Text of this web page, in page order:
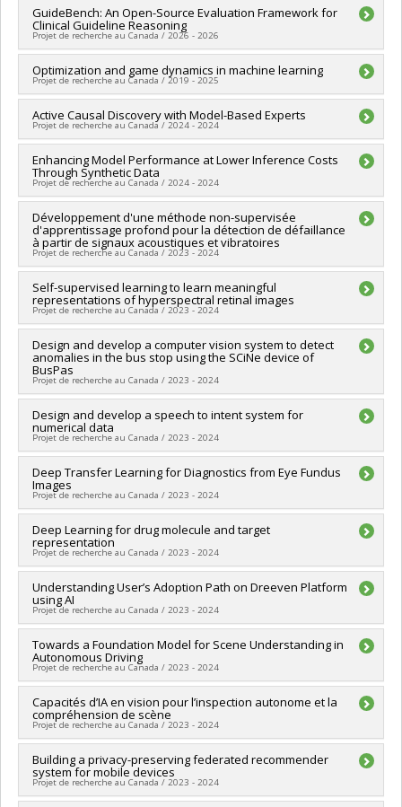
subvention à la découverte individuelle ou de groupe
Chercheur principal :Ioannis Mitliagkas
Sources de financement :MITACS Inc.
Programmes de subvention :
GuideBench: An Open-Source Evaluation Framework for
Clinical Guideline Reasoning
Projet de recherche au Canada / 2026 - 2026
Chercheur principal :Ioannis Mitliagkas
Sources de financement :MITACS Inc.
Programmes de subvention :PVXXXXXX-Stage Accélération
Québec - MITACS
Optimization and game dynamics in machine learning
Projet de recherche au Canada / 2019 - 2025
Chercheur principal :Ioannis Mitliagkas
Sources de financement :CRSNG/Conseil de recherches en
sciences naturelles et génie du Canada (CRSNG)
Programmes de subvention :PVXXXXXX-(DGECR) Tremplin
vers la découverte
Active Causal Discovery with Model-Based Experts
Projet de recherche au Canada / 2024 - 2024
Chercheur principal :Ioannis Mitliagkas
Co-chercheurs :Christopher Holmes
Sources de financement :
Québec - MITACS
Enhancing Model Performance at Lower Inference Costs
Through Synthetic Data
Projet de recherche au Canada / 2024 - 2024
Sources de financement :MITACS Inc.
Programmes de subvention :PVXXXXXX-Stage Accélération
Québec - MITACS
Développement d'une méthode non-supervisée
d'apprentissage profond pour la détection de défaillance
à partir de signaux acoustiques et vibratoires
Projet de recherche au Canada / 2023 - 2024
Chercheur principal :Ioannis Mitliagkas
Sources de financement :MITACS Inc.
Programmes de subvention :
Self-supervised learning to learn meaningful
representations of hyperspectral retinal images
Projet de recherche au Canada / 2023 - 2024
Chercheur principal : Ioannis Mitliagkas
Sources de financement :MITACS Inc.
Programmes de subvention : PVXXXXXX-Stage Accélération
Québec - MITACS
Design and develop a computer vision system to detect
anomalies in the bus stop using the SCiNe device of
BusPas
Projet de recherche au Canada / 2023 - 2024
Chercheur principal : Ioannis Mitliagkas
Sources de financement :MITACS Inc.
Programmes de subvention :
Design and develop a speech to intent system for
numerical data
Projet de recherche au Canada / 2023 - 2024
Chercheur principal :Ioannis Mitliagkas
Sources de financement :MITACS Inc.
Programmes de subvention :
Deep Transfer Learning for Diagnostics from Eye Fundus
Images
Projet de recherche au Canada / 2023 - 2024
Chercheur principal :Ioannis Mitliagkas
Sources de financement :MITACS Inc.
Programmes de subvention :
Deep Learning for drug molecule and target
representation
Projet de recherche au Canada / 2023 - 2024
Chercheur principal :Ioannis Mitliagkas
Sources de financement :MITACS Inc.
Programmes de subvention :
Understanding User’s Adoption Path on Dreeven Platform
using AI
Projet de recherche au Canada / 2023 - 2024
Chercheur principal :Ioannis Mitliagkas
Sources de financement :MITACS Inc.
Programmes de subvention :
Towards a Foundation Model for Scene Understanding in
Autonomous Driving
Projet de recherche au Canada / 2023 - 2024
Chercheur principal :Ioannis Mitliagkas
Sources de financement :MITACS Inc.
Programmes de subvention :
Capacités d’IA en vision pour l’inspection autonome et la
compréhension de scène
Projet de recherche au Canada / 2023 - 2024
Chercheur principal :Ioannis Mitliagkas
Sources de financement :MITACS Inc.
Programmes de subvention :
Building a privacy-preserving federated recommender
system for mobile devices
Projet de recherche au Canada / 2023 - 2024